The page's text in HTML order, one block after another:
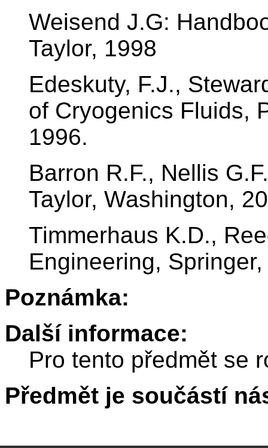
Weisend J.G:
Taylor, 1998
Edeskuty, F.J.,
of Cryogenics Fluids,
1996.
Barron R.F., Nellis
Taylor, Washington,
Timmerhaus K.D.,
Engineering,
Poznámka:
Další informace:
Pro tento předmět se
Předmět je součástí